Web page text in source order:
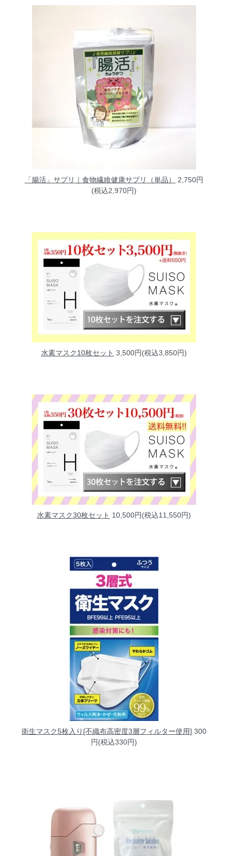
「腸活」サプリ｜食物繊維健康サプリ（単品）
2,750円
(税込2,970円)
水素マスク10枚セット 3,500円(税込3,850円)
水素マスク30枚セット 10,500円(税込11,550円)
衛生マスク5枚入り[不織布高密度3層フィルター使用] 300
円(税込330円)